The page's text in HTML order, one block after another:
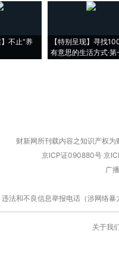
】不止“养
【特别呈现】寻找
有意思的生活方式·第
财新网所刊载内容之知识产权
京ICP证090880号 京
广
违法和不良信息举报电话（涉网络
关于我